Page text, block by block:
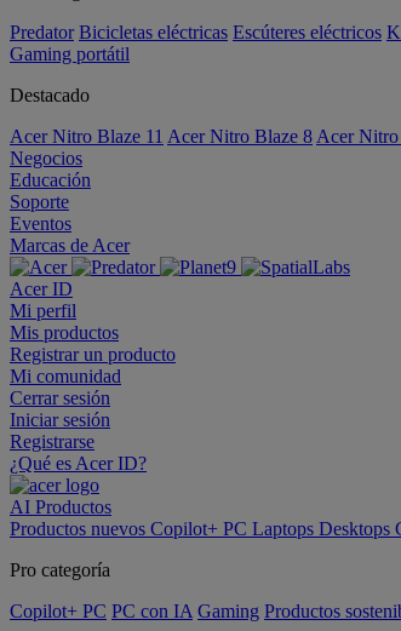
Predator Bicicletas eléctricas Escúteres eléctricos
Gaming portátil
Destacado
Acer Nitro Blaze 11 Acer Nitro Blaze 8 Acer
Negocios
Educación
Soporte
Eventos
Marcas de Acer
Acer ID
Mi perfil
Mis productos
Registrar un producto
Mi comunidad
Cerrar sesión
Iniciar sesión
Registrarse
¿Qué es Acer ID?
AI Productos
Productos nuevos Copilot+ PC Laptops Desktops
Pro categoría
Copilot+ PC PC con IA Gaming Productos